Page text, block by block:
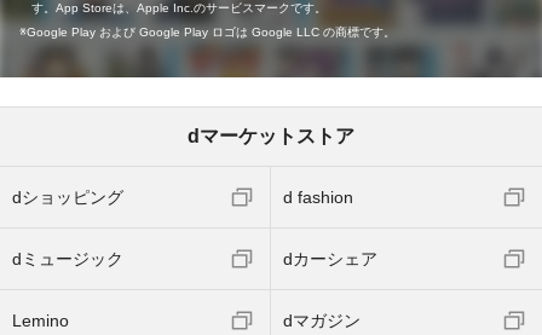
す。App Storeは、Apple Inc.のサービスマークです。
Google Play および Google Play ロゴは Google LLC の商標です。
dマーケットストア
dショッピング d fashion
dミュージック dカーシェア
Lemino dマガジン